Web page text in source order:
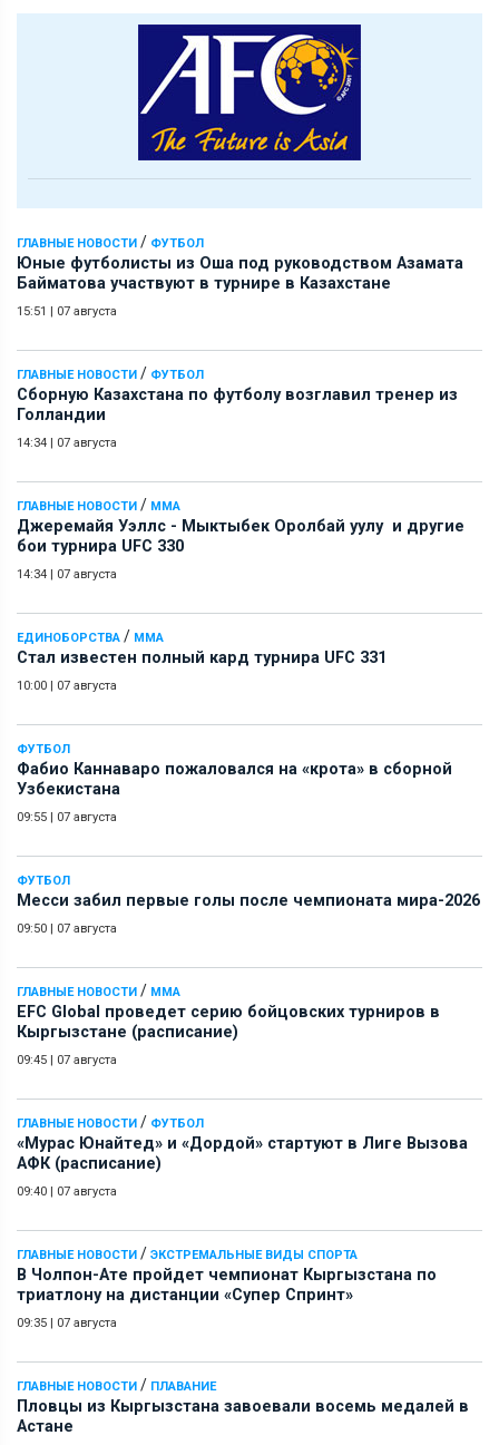
ГЛАВНЫЕ НОВОСТИ / ФУТБОЛ
Юные футболисты из Оша под руководством Азамата
Байматова участвуют в турнире в Казахстане
15:51 | 07 августа
ГЛАВНЫЕ НОВОСТИ / ФУТБОЛ
Сборную Казахстана по футболу возглавил тренер из
Голландии
14:34 | 07 августа
ГЛАВНЫЕ НОВОСТИ / ММА
Джеремайя Уэллс - Мыктыбек Оролбай уулу и другие
бои турнира UFC 330
14:34 | 07 августа
ЕДИНОБОРСТВА / ММА
Стал известен полный кард турнира UFC 331
10:00 | 07 августа
ФУТБОЛ
Фабио Каннаваро пожаловался на «крота» в сборной
Узбекистана
09:55 | 07 августа
ФУТБОЛ
Месси забил первые голы после чемпионата мира-2026
09:50 | 07 августа
ГЛАВНЫЕ НОВОСТИ / ММА
EFC Global проведет серию бойцовских турниров в
Кыргызстане (расписание)
09:45 | 07 августа
ГЛАВНЫЕ НОВОСТИ / ФУТБОЛ
«Мурас Юнайтед» и «Дордой» стартуют в Лиге Вызова
АФК (расписание)
09:40 | 07 августа
ГЛАВНЫЕ НОВОСТИ / ЭКСТРЕМАЛЬНЫЕ ВИДЫ СПОРТА
В Чолпон-Ате пройдет чемпионат Кыргызстана по
триатлону на дистанции «Супер Спринт»
09:35 | 07 августа
ГЛАВНЫЕ НОВОСТИ / ПЛАВАНИЕ
Пловцы из Кыргызстана завоевали восемь медалей в
Астане